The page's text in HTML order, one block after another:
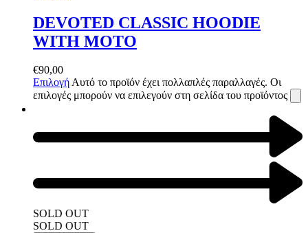
DEVOTED CLASSIC HOODIE
WITH MOTO
€90,00
ΕπιλογήΑυτό το προϊόν έχει πολλαπλές παραλλαγές. Οι
επιλογές μπορούν να επιλεγούν στη σελίδα του προϊόντος
SOLD OUT
SOLD OUT